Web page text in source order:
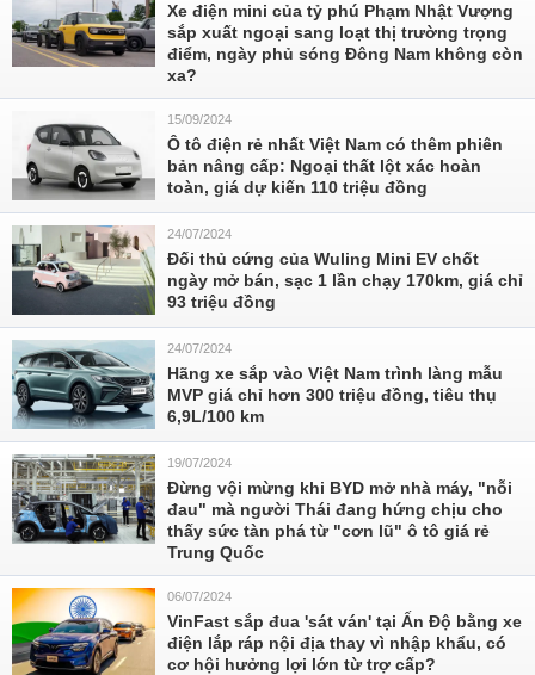
Xe điện mini của tỷ phú Phạm Nhật Vượng
sắp xuất ngoại sang loạt thị trường trọng
điểm, ngày phủ sóng Đông Nam không còn
xa?
15/09/2024
Ô tô điện rẻ nhất Việt Nam có thêm phiên
bản nâng cấp: Ngoại thất lột xác hoàn
toàn, giá dự kiến 110 triệu đồng
24/07/2024
Đối thủ cứng của Wuling Mini EV chốt
ngày mở bán, sạc 1 lần chạy 170km, giá chỉ
93 triệu đồng
24/07/2024
Hãng xe sắp vào Việt Nam trình làng mẫu
MVP giá chỉ hơn 300 triệu đồng, tiêu thụ
6,9L/100 km
19/07/2024
Đừng vội mừng khi BYD mở nhà máy, "nỗi
đau" mà người Thái đang hứng chịu cho
thấy sức tàn phá từ "cơn lũ" ô tô giá rẻ
Trung Quốc
06/07/2024
VinFast sắp đua 'sát ván' tại Ấn Độ bằng xe
điện lắp ráp nội địa thay vì nhập khẩu, có
cơ hội hưởng lợi lớn từ trợ cấp?